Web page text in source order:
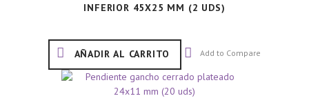
INFERIOR 45X25 MM (2 UDS)
AÑADIR AL CARRITO Add to Compare